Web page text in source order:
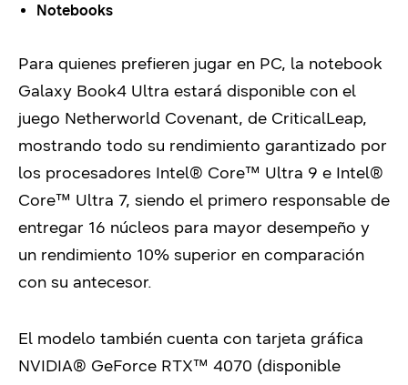
Notebooks
Para quienes prefieren jugar en PC, la notebook
Galaxy Book4 Ultra estará disponible con el
juego Netherworld Covenant, de CriticalLeap,
mostrando todo su rendimiento garantizado por
los procesadores Intel® Core™ Ultra 9 e Intel®
Core™ Ultra 7, siendo el primero responsable de
entregar 16 núcleos para mayor desempeño y
un rendimiento 10% superior en comparación
con su antecesor.
El modelo también cuenta con tarjeta gráfica
NVIDIA® GeForce RTX™ 4070 (disponible